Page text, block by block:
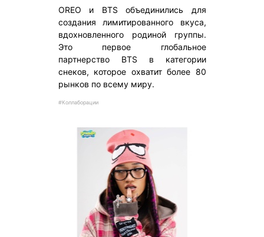
OREO и BTS объединились для
создания лимитированного вкуса,
вдохновленного родиной группы.
Это первое глобальное
партнерство BTS в категории
снеков, которое охватит более 80
рынков по всему миру.
#Коллаборации